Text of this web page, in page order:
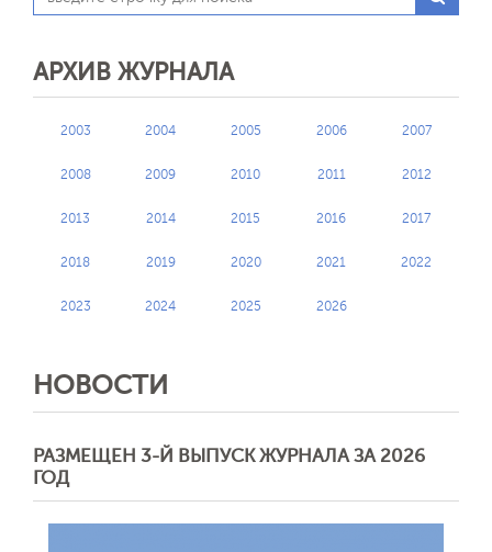
АРХИВ ЖУРНАЛА
2003 2004 2005 2006 2007
2008 2009 2010 2011 2012
2013 2014 2015 2016 2017
2018 2019 2020 2021 2022
2023 2024 2025 2026
НОВОСТИ
РАЗМЕЩЕН 3-Й ВЫПУСК ЖУРНАЛА ЗА 2026
ГОД